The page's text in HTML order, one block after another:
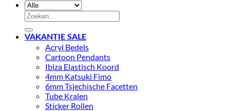
Zoeken
naar:
VAKANTIE SALE
Acryl Bedels
Cartoon Pendants
Ibiza Elastisch Koord
4mm Katsuki Fimo
6mm Tsjechische Facetten
Tube Kralen
Sticker Rollen